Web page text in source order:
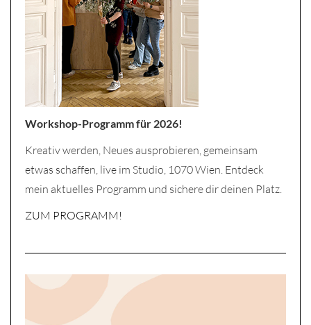
Workshop-Programm für 2026!
Kreativ werden, Neues ausprobieren, gemeinsam
etwas schaffen, live im Studio, 1070 Wien. Entdeck
mein aktuelles Programm und sichere dir deinen Platz.
ZUM PROGRAMM!